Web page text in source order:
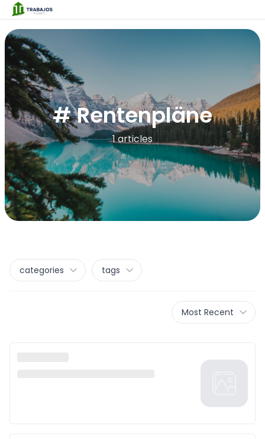
# Rentenpläne
1 articles
categories tags
Most Recent